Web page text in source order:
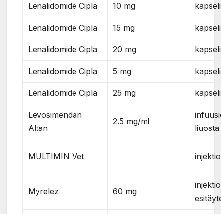
Lenalidomide Cipla 10 mg
Lenalidomide Cipla 15 mg
Lenalidomide Cipla 20 mg
Lenalidomide Cipla 5 mg
Lenalidomide Cipla 25 mg
Levosimendan
Altan
2.5 mg/ml
MULTIMIN Vet
Myrelez 60 mg